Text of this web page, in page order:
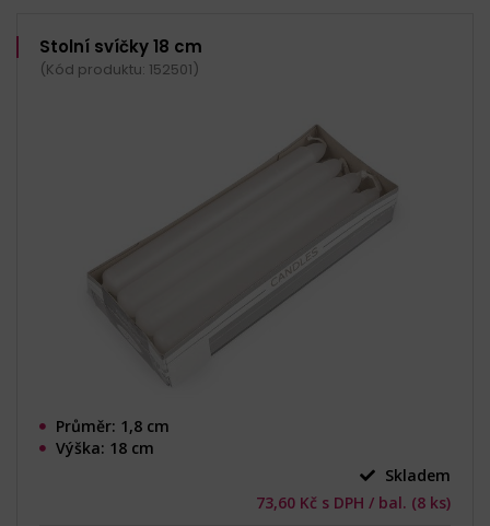
Stolní svíčky 18 cm
(Kód produktu: 152501)
Průměr: 1,8 cm
Výška: 18 cm
Skladem
73,60 Kč s DPH / bal. (8 ks)